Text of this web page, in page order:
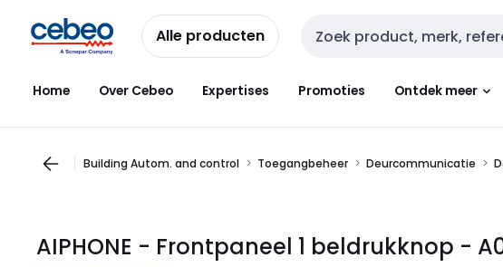
naar
navigatie
naar
inhoud
Alle producten Zoekveld invoer
Home Over Cebeo Expertises Promoties Ontdek meer
Building Autom. and control Toegangbeheer Deurcommunicatie
AIPHONE - Frontpaneel 1 beldrukknop -